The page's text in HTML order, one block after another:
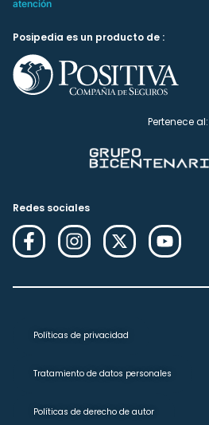
atención
Posipedia es un producto de :
Pertenece al:
Redes sociales
Políticas de privacidad
Tratamiento de datos personales
Políticas de derecho de autor